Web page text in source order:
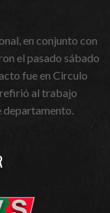
en conjunto con
el pasado sábado
fue en Circulo
refirió al trabajo
departamento.